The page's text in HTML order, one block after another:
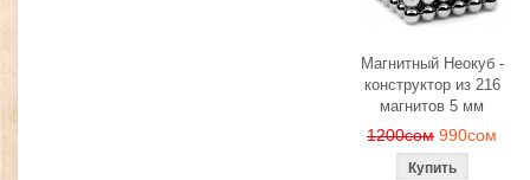
Магнитный Неокуб -
конструктор из 216
магнитов 5 мм
1200сом 990сом